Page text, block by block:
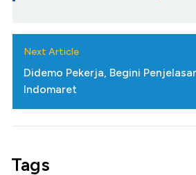
Next Article
Didemo Pekerja, Begini
Indomaret
Tags